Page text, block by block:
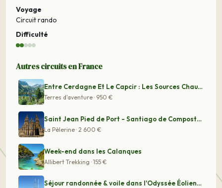
Voyage
Circuit rando
Difficulté
Autres circuits en France
Entre Cerdagne Et Le Capcir : Les Sources Chaudes - Ran
Terres d'aventure · 950 €
Saint Jean Pied de Port - Santiago de Compostela à pied
La Pèlerine · 2 600 €
Week-end dans les Calanques
Allibert Trekking · 155 €
Séjour randonnée & voile dans l'Odyssée Éolienne